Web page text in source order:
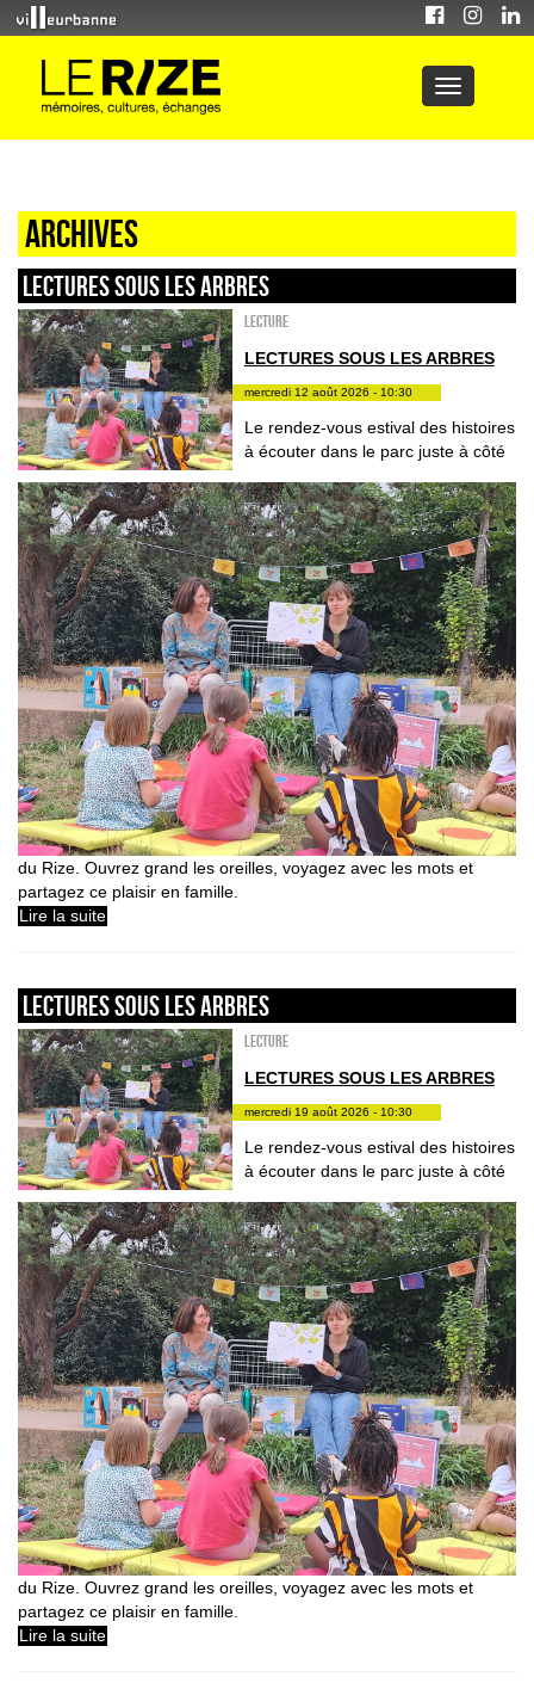
Archives
LECTURES SOUS LES ARBRES
Lecture
LECTURES SOUS LES ARBRES
mercredi 12 août 2026 - 10:30
Le rendez-vous estival des histoires
à écouter dans le parc juste à côté
du Rize. Ouvrez grand les oreilles, voyagez avec les mots et
partagez ce plaisir en famille.
Lire la suite
LECTURES SOUS LES ARBRES
Lecture
LECTURES SOUS LES ARBRES
mercredi 19 août 2026 - 10:30
Le rendez-vous estival des histoires
à écouter dans le parc juste à côté
du Rize. Ouvrez grand les oreilles, voyagez avec les mots et
partagez ce plaisir en famille.
Lire la suite